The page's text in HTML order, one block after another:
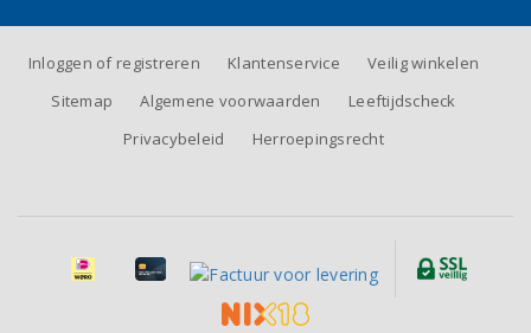
Inloggen of registreren Klantenservice
Veilig winkelen
Sitemap
Algemene voorwaarden
Leeftijdscheck
Privacybeleid
Herroepingsrecht